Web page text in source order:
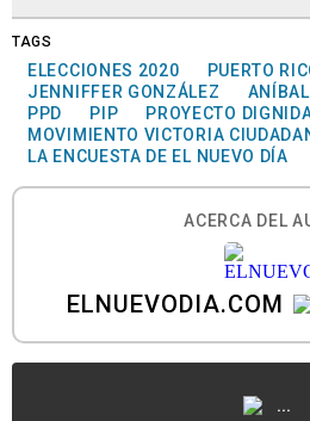
TAGS
ELECCIONES 2020
PUERTO
JENNIFFER GONZÁLEZ
PPD
PIP
PROYECTO
MOVIMIENTO VICTORIA
LA ENCUESTA DE EL NUEVO DÍA
ACERCA DEL
ELNUEVODIA.COM
...